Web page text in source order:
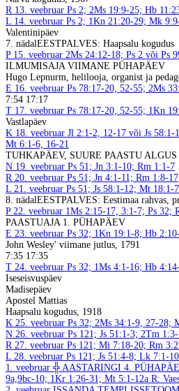
R13. veebruar Ps 2; 2Ms 19:9-25; Hb
L 14. veebruar Ps 2; 1Kn 21:20-29; Mk
Valentinipäev
7. nädalEESTPALVES: Haapsalu kogudus
P15. veebruar 2Ms 24:12-18; Ps 2 või Ps
ILMUMISAJA VIIMANE PÜHAPÄEV
Hugo Lepnurm, helilooja, organist ja
E 16. veebruar Ps 78:17-20, 52-55; 2Ms
7:54 17:17
T 17. veebruar Ps 78:17-20, 52-55; 1Kn
Vastlapäev
K 18. veebruar Jl 2:1-2, 12-17 või Js 58:1-
Mt 6:1-6, 16-21
TUHKAPÄEV, SUURE PAASTU ALGUS
N 19. veebruar Ps 51; Jn 3:1-10; Rm 1:1-7
R20. veebruar Ps 51; Jn 4:1-11; Rm 1:8-17
L 21. veebruar Ps 51; Js 58:1-12; Mt 18:1-7
8. nädalEESTPALVES: Eestimaa rahvas,
P22. veebruar 1Ms 2:15-17, 3:1-7; Ps 32;
PAASTUAJA 1. PÜHAPÄEV
E 23. veebruar Ps 32; 1Kn 19:1-8; Hb
John Wesley' viimane jutlus, 1791
7:35 17:35
T 24. veebruar Ps 32; 1Ms 4:1-16; Hb
Iseseisvuspäev
Madisepäev
Apostel Mattias
Haapsalu kogudus, 1918
K 25. veebruar Ps 32; 2Ms 34:1-9, 27-28;
N 26. veebruar Ps 121; Js 51:1-3; 2Tm
R27. veebruar Ps 121; Mi 7:18-20; Rm
L 28. veebruar Ps 121; Js 51:4-8; Lk 7:1-10
1. veebruar ╬ AASTARINGI 4.
9a,9bc-10; 1Kr 1:26-31; Mt 5:1-12a R: